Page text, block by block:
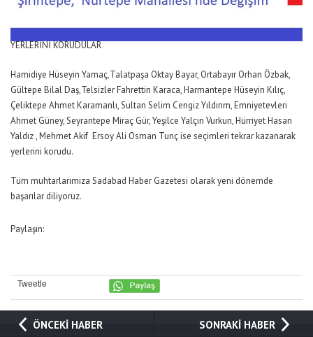
YERLERİNİ KORUDULAR
Hamidiye Hüseyin Yamaç,Talatpaşa Oktay Bayar, Ortabayır Orhan Özbak,
Gültepe Bilal Daş,Telsizler Fahrettin Karaca, Harmantepe Hüseyin Kılıç,
Çeliktepe Ahmet Karamanlı, Sultan Selim Cengiz Yıldırım, Emniyetevleri
Ahmet Güney, Seyrantepe Miraç Gür, Yeşilce Yalçın Vurkun, Hürriyet Hasan
Yaldız , Mehmet Akif Ersoy Ali Osman Tunç ise seçimleri tekrar kazanarak
yerlerini korudu.
Tüm muhtarlarımıza Sadabad Haber Gazetesi olarak yeni dönemde
başarılar diliyoruz.
Paylaşın:
Tweetle
ÖNCEKİ HABER SONRAKİ HABER